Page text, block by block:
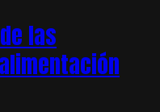
las